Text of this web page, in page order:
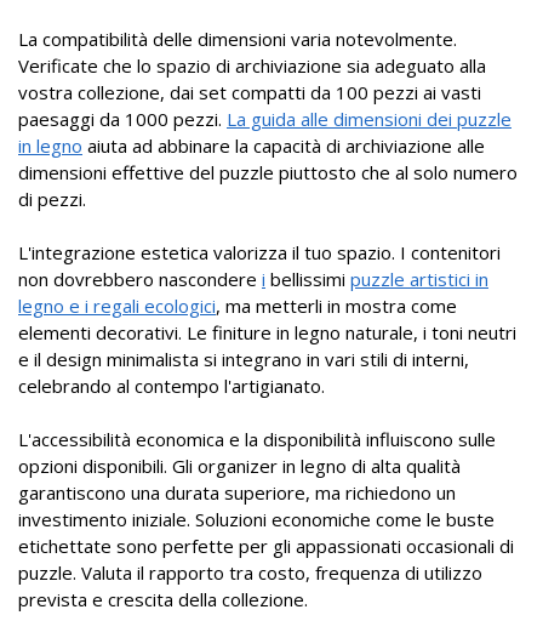
La compatibilità delle dimensioni varia notevolmente.
Verificate che lo spazio di archiviazione sia adeguato alla
vostra collezione, dai set compatti da 100 pezzi ai vasti
paesaggi da 1000 pezzi. La guida alle dimensioni dei puzzle
in legno aiuta ad abbinare la capacità di archiviazione alle
dimensioni effettive del puzzle piuttosto che al solo numero
di pezzi.
L'integrazione estetica valorizza il tuo spazio. I contenitori
non dovrebbero nascondere i bellissimi puzzle artistici in
legno e i regali ecologici, ma metterli in mostra come
elementi decorativi. Le finiture in legno naturale, i toni neutri
e il design minimalista si integrano in vari stili di interni,
celebrando al contempo l'artigianato.
L'accessibilità economica e la disponibilità influiscono sulle
opzioni disponibili. Gli organizer in legno di alta qualità
garantiscono una durata superiore, ma richiedono un
investimento iniziale. Soluzioni economiche come le buste
etichettate sono perfette per gli appassionati occasionali di
puzzle. Valuta il rapporto tra costo, frequenza di utilizzo
prevista e crescita della collezione.